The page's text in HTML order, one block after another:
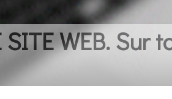
SITE WEB.